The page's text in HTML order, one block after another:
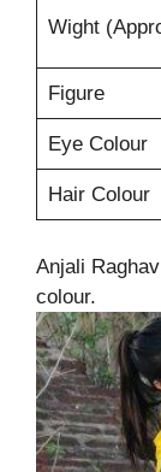
Wight
Figure
Eye Colour
Hair Colour
Anjali
colour.